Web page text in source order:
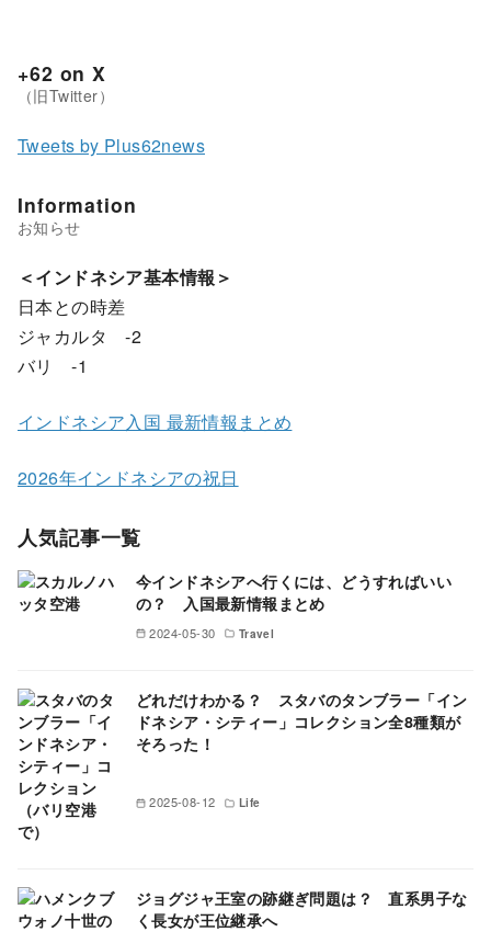
+62 on X
Tweets by Plus62news
Information
＜インドネシア基本情報＞
日本との時差
ジャカルタ -2
バリ -1
インドネシア入国 最新情報まとめ
2026年インドネシアの祝日
人気記事一覧
今インドネシアへ行くには、どうすればいい
の？ 入国最新情報まとめ
2024-05-30 Travel
どれだけわかる？ スタバのタンブラー「イン
ドネシア・シティー」コレクション全8種類が
そろった！
2025-08-12 Life
ジョグジャ王室の跡継ぎ問題は？ 直系男子な
く長女が王位継承へ